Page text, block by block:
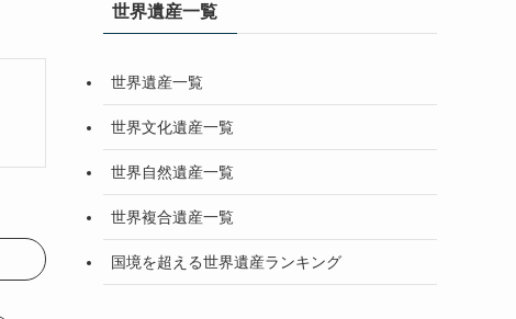
世界遺産一覧
世界遺産一覧
世界文化遺産一覧
世界自然遺産一覧
世界複合遺産一覧
国境を超える世界遺産ランキング